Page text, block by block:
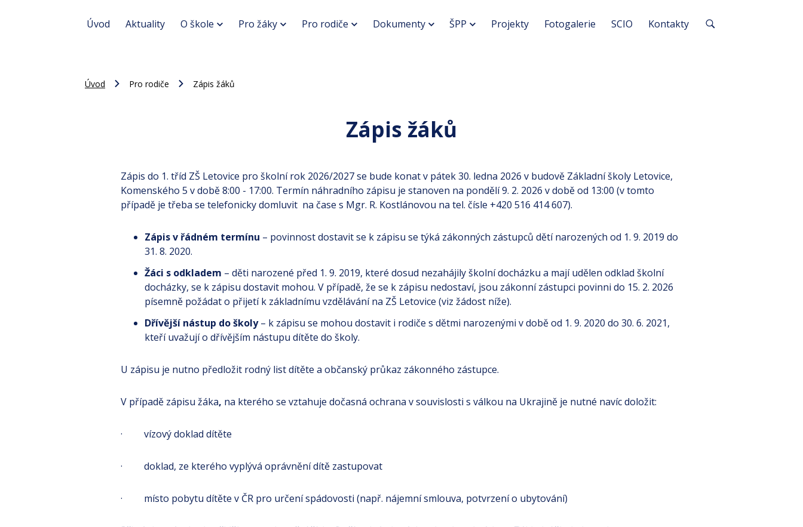
Úvod Aktuality O škole Pro žáky Pro rodiče Dokumenty ŠPP Projekty Fotogalerie SCIO Kontakty
Úvod Pro rodiče Zápis žáků
Zápis žáků
Zápis do 1. tříd ZŠ Letovice pro školní rok 2026/2027 se bude konat v pátek 30. ledna 2026 v budově Základní školy Letovice,
Komenského 5 v době 8:00 - 17:00. Termín náhradního zápisu je stanoven na pondělí 9. 2. 2026 v době od 13:00 (v tomto
případě je třeba se telefonicky domluvit na čase s Mgr. R. Kostlánovou na tel. čísle +420 516 414 607).
Zápis v řádném termínu – povinnost dostavit se k zápisu se týká zákonných zástupců dětí narozených od 1. 9. 2019 do
31. 8. 2020.
Žáci s odkladem – děti narozené před 1. 9. 2019, které dosud nezahájily školní docházku a mají udělen odklad školní
docházky, se k zápisu dostavit mohou. V případě, že se k zápisu nedostaví, jsou zákonní zástupci povinni do 15. 2. 2026
písemně požádat o přijetí k základnímu vzdělávání na ZŠ Letovice (viz žádost níže).
Dřívější nástup do školy– k zápisu se mohou dostavit i rodiče s dětmi narozenými v době od 1. 9. 2020 do 30. 6. 2021,
kteří uvažují o dřívějším nástupu dítěte do školy.
U zápisu je nutno předložit rodný list dítěte a občanský průkaz zákonného zástupce.
V případě zápisu žáka, na kterého se vztahuje dočasná ochrana v souvislosti s válkou na Ukrajině je nutné navíc doložit:
· vízový doklad dítěte
· doklad, ze kterého vyplývá oprávnění dítě zastupovat
· místo pobytu dítěte v ČR pro určení spádovosti (např. nájemní smlouva, potvrzení o ubytování)